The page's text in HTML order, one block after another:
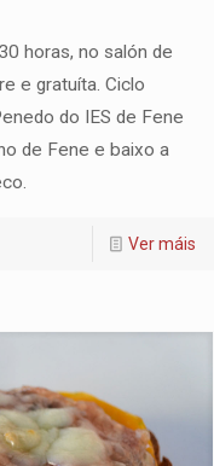
horas, no salón de
e gratuíta. Ciclo
do IES de Fene
de Fene e baixo a
Ver máis